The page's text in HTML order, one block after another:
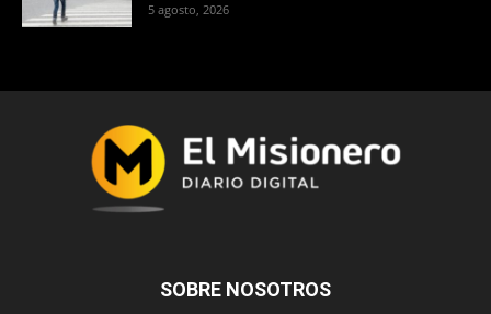
5 agosto, 2026
SOBRE NOSOTROS